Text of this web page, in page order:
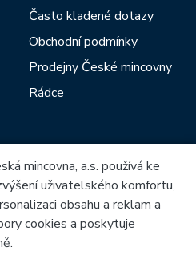
Často kladené dotazy
Obchodní podmínky
Prodejny České mincovny
Rádce
mincovna, a.s. používá ke
uživatelského komfortu,
obsahu a reklam a
cookies a poskytuje